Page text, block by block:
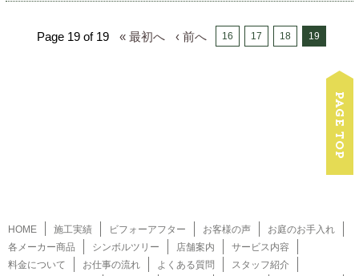
Page 19 of 19 « 最初へ ‹ 前へ 16 17 18 19
HOME 施工実績 ビフォーアフター お客様の声
お庭のお手入れ
各メーカー商品
シンボルツリー 店舗案内
サービス内容
料金について
お仕事の流れ よくある質問
スタッフ紹介